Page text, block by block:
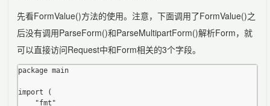
先看FormValue()方法的使用。注意，下面调用了FormValue()之
后没有调用ParseForm()和ParseMultipartForm()解析Form，就
可以直接访问Request中和Form相关的3个字段。
package main
import (